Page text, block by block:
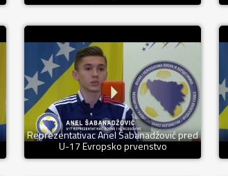
Reprezentativac Anel Šabanadžović pred
U-17 Evropsko prvenstvo